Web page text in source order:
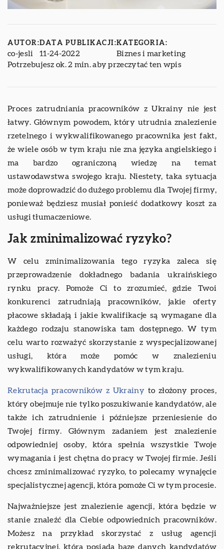
AUTOR:
co-jesli
DATA PUBLIKACJI:
11-24-2022
KATEGORIA:
Biznes i marketing
Potrzebujesz ok. 2 min. aby przeczytać ten wpis
Proces zatrudniania pracowników z Ukrainy nie jest
łatwy. Głównym powodem, który utrudnia znalezienie
rzetelnego i wykwalifikowanego pracownika jest fakt,
że wiele osób w tym kraju nie zna języka angielskiego i
ma bardzo ograniczoną wiedzę na temat
ustawodawstwa swojego kraju. Niestety, taka sytuacja
może doprowadzić do dużego problemu dla Twojej firmy,
ponieważ będziesz musiał ponieść dodatkowy koszt za
usługi tłumaczeniowe.
Jak zminimalizować ryzyko?
W celu zminimalizowania tego ryzyka zaleca się
przeprowadzenie dokładnego badania ukraińskiego
rynku pracy. Pomoże Ci to zrozumieć, gdzie Twoi
konkurenci zatrudniają pracowników, jakie oferty
płacowe składają i jakie kwalifikacje są wymagane dla
każdego rodzaju stanowiska tam dostępnego. W tym
celu warto rozważyć skorzystanie z wyspecjalizowanej
usługi, która może pomóc w znalezieniu
wykwalifikowanych kandydatów w tym kraju.
Rekrutacja pracowników z Ukrainyto złożony proces,
który obejmuje nie tylko poszukiwanie kandydatów, ale
także ich zatrudnienie i późniejsze przeniesienie do
Twojej firmy. Głównym zadaniem jest znalezienie
odpowiedniej osoby, która spełnia wszystkie Twoje
wymagania i jest chętna do pracy w Twojej firmie. Jeśli
chcesz zminimalizować ryzyko, to polecamy wynajęcie
specjalistycznej agencji, która pomoże Ci w tym procesie.
Najważniejsze jest znalezienie agencji, która będzie w
stanie znaleźć dla Ciebie odpowiednich pracowników.
Możesz na przykład skorzystać z usług agencji
rekrutacyjnej, która posiada bazę danych kandydatów